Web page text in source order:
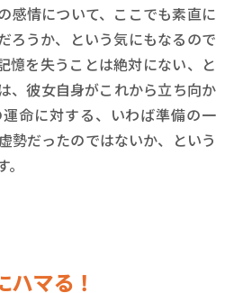
感情について、ここでも素直に
ろうか、という気にもなるので
憶を失うことは絶対にない、と
、彼女自身がこれから立ち向か
命に対する、いわば準備の一
勢だったのではないか、という
マる！